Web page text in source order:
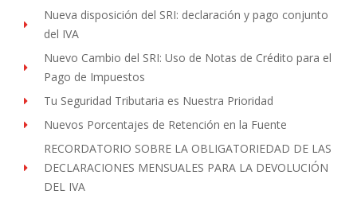
Nueva disposición del SRI: declaración y pago conjunto
del IVA
Nuevo Cambio del SRI: Uso de Notas de Crédito para el
Pago de Impuestos
Tu Seguridad Tributaria es Nuestra Prioridad
Nuevos Porcentajes de Retención en la Fuente
RECORDATORIO SOBRE LA OBLIGATORIEDAD DE LAS
DECLARACIONES MENSUALES PARA LA DEVOLUCIÓN
DEL IVA